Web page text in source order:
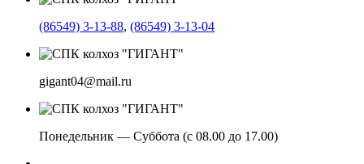
(86549) 3-13-88, (86549) 3-13-04
gigant04@mail.ru
Понедельник — Суббота (с 08.00 до 17.00)